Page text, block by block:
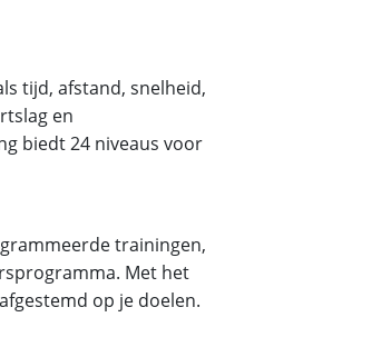
tijd, afstand, snelheid,
en
biedt 24 niveaus voor
trainingen,
Met het
op je doelen.